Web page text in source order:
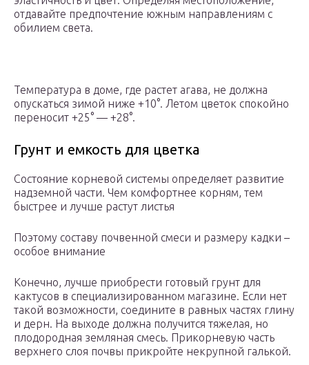
отдавайте предпочтение южным направлениям с
обилием света.
Температура в доме, где растет агава, не должна
опускаться зимой ниже +10°. Летом цветок спокойно
переносит +25° — +28°.
Грунт и емкость для цветка
Состояние корневой системы определяет развитие
надземной части. Чем комфортнее корням, тем
быстрее и лучше растут листья
Поэтому составу почвенной смеси и размеру кадки –
особое внимание
Конечно, лучше приобрести готовый грунт для
кактусов в специализированном магазине. Если нет
такой возможности, соедините в равных частях глину
и дерн. На выходе должна получится тяжелая, но
плодородная земляная смесь. Прикорневую часть
верхнего слоя почвы прикройте некрупной галькой.